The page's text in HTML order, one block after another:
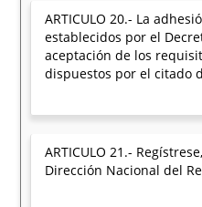
ARTICULO 20.- La
establecidos por el
aceptación de los
dispuestos por el citado
ARTICULO 21.-
Dirección Nacional del